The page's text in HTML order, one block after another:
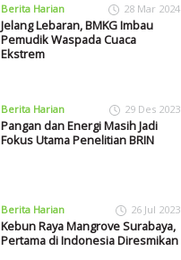
Berita Harian 28 Mar 2024
Jelang Lebaran, BMKG Imbau
Pemudik Waspada Cuaca
Ekstrem
Berita Harian 29 Des 2023
Pangan dan Energi Masih Jadi
Fokus Utama Penelitian BRIN
Berita Harian 26 Jul 2023
Kebun Raya Mangrove Surabaya,
Pertama di Indonesia Diresmikan